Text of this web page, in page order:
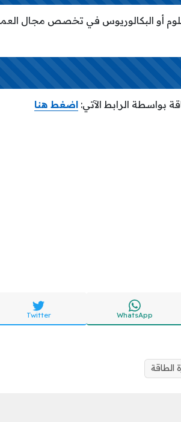
أو البكالوريوس في تخصص مجال
بواسطة الرابط الآتي: اضغط هنا
WhatsApp
Twitter
الطاقة